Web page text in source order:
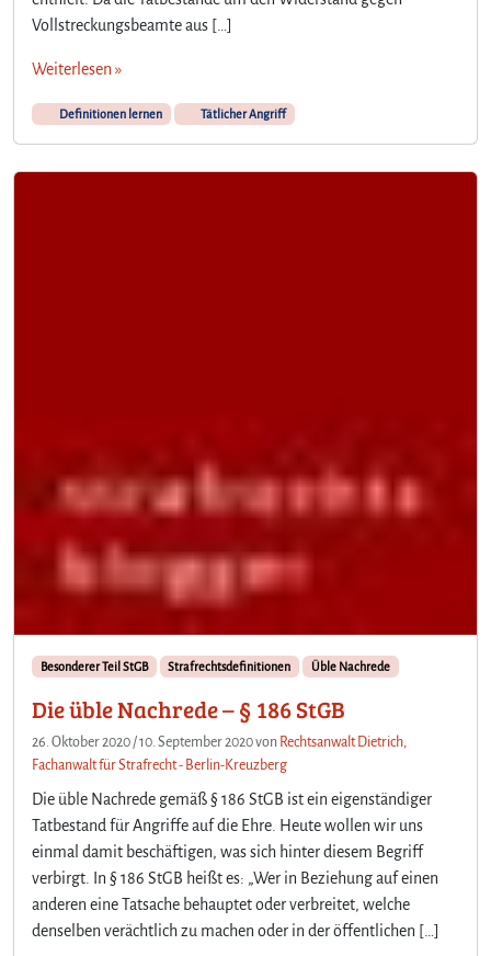
Vollstreckungsbeamte aus […]
Weiterlesen »
Definitionen lernen Tätlicher Angriff
Besonderer Teil StGB Strafrechtsdefinitionen Üble Nachrede
Die üble Nachrede – § 186 StGB
26. Oktober 2020 /10. September 2020von Rechtsanwalt Dietrich,
Fachanwalt für Strafrecht - Berlin-Kreuzberg
Die üble Nachrede gemäß § 186 StGB ist ein eigenständiger
Tatbestand für Angriffe auf die Ehre. Heute wollen wir uns
einmal damit beschäftigen, was sich hinter diesem Begriff
verbirgt. In § 186 StGB heißt es: „Wer in Beziehung auf einen
anderen eine Tatsache behauptet oder verbreitet, welche
denselben verächtlich zu machen oder in der öffentlichen […]